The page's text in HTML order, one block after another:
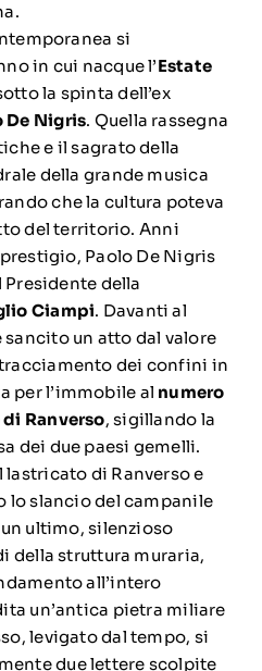
si
in cui nacque l’Estate
la spinta dell’ex
De Nigris. Quella rassegna
e il sagrato della
della grande musica
che la cultura poteva
del territorio. Anni
Paolo De Nigris
della
Ciampi. Davanti al
un atto dal valore
dei confini in
per l’immobile al numero
Ranverso, sigillando la
dei due paesi gemelli.
di Ranverso e
lo slancio del campanile
ultimo, silenzioso
della struttura muraria,
all’intero
un’antica pietra miliare
levigato dal tempo, si
due lettere scolpite